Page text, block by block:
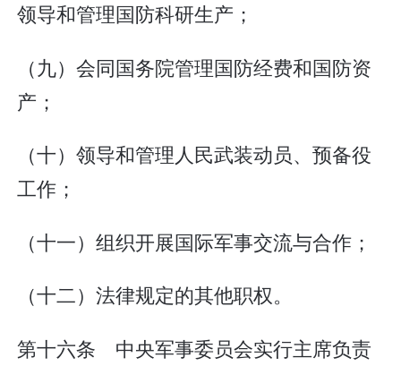
领导和管理国防科研生产；
（九）会同国务院管理国防经费和国防资
产；
（十）领导和管理人民武装动员、预备役
工作；
（十一）组织开展国际军事交流与合作；
（十二）法律规定的其他职权。
第十六条 中央军事委员会实行主席负责